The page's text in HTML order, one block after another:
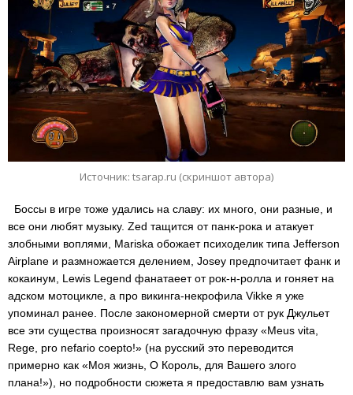
Источник: tsarap.ru (скриншот автора)
Боссы в игре тоже удались на славу: их много, они разные, и
все они любят музыку. Zed тащится от панк-рока и атакует
злобными воплями, Mariska обожает психоделик типа Jefferson
Airplane и размножается делением, Josey предпочитает фанк и
кокаинум, Lewis Legend фанатаеет от рок-н-ролла и гоняет на
адском мотоцикле, а про викинга-некрофила Vikke я уже
упоминал ранее. После закономерной смерти от рук Джульет
все эти существа произносят загадочную фразу «Meus vita,
Rege, pro nefario coepto!» (на русский это переводится
примерно как «Моя жизнь, О Король, для Вашего злого
плана!»), но подробности сюжета я предоставлю вам узнать